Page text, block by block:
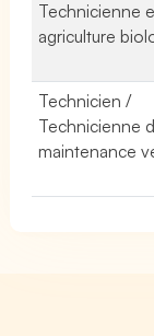
Technicienne
agriculture
Technicien /
Technicienne
maintenance